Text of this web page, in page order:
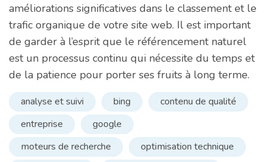
améliorations significatives dans le classement et le
trafic organique de votre site web. Il est important
de garder à l’esprit que le référencement naturel
est un processus continu qui nécessite du temps et
de la patience pour porter ses fruits à long terme.
analyse et suivi bing
contenu de qualité
entreprise
google
moteurs de recherche
optimisation technique